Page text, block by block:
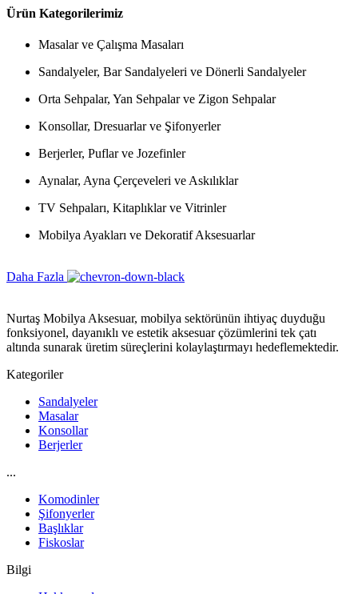
Ürün Kategorilerimiz
Masalar ve Çalışma Masaları
Sandalyeler, Bar Sandalyeleri ve Dönerli Sandalyeler
Orta Sehpalar, Yan Sehpalar ve Zigon Sehpalar
Konsollar, Dresuarlar ve Şifonyerler
Berjerler, Puflar ve Jozefinler
Aynalar, Ayna Çerçeveleri ve Askılıklar
TV Sehpaları, Kitaplıklar ve Vitrinler
Mobilya Ayakları ve Dekoratif Aksesuarlar
Daha Fazla
Nurtaş Mobilya Aksesuar, mobilya sektörünün ihtiyaç duyduğu
fonksiyonel, dayanıklı ve estetik aksesuar çözümlerini tek çatı
altında sunarak üretim süreçlerini kolaylaştırmayı hedeflemektedir.
Kategoriler
Sandalyeler
Masalar
Konsollar
Berjerler
...
Komodinler
Şifonyerler
Başlıklar
Fiskoslar
Bilgi